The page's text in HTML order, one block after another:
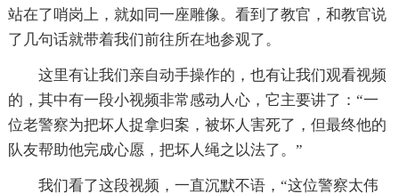
站在了哨岗上，就如同一座雕像。看到了教官，和教官说
了几句话就带着我们前往所在地参观了。
这里有让我们亲自动手操作的，也有让我们观看视频
的，其中有一段小视频非常感动人心，它主要讲了：“一
位老警察为把坏人捉拿归案，被坏人害死了，但最终他的
队友帮助他完成心愿，把坏人绳之以法了。”
我们看了这段视频，一直沉默不语，“这位警察太伟